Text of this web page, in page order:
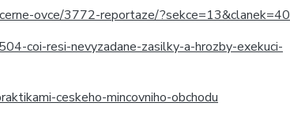
ovce/3772-reportaze/
coi-resi-nevyzadane-zasilky-a-hrozby-exekuci-
ceskeho-mincovniho-obchodu